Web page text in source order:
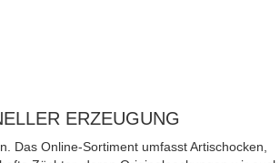
ERZEUGUNG
Das Online-Sortiment umfasst Artischocken,